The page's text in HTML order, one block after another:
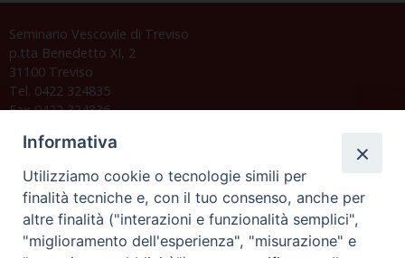
Seminario Vescovile di Treviso
p.tta Benedetto XI, 2
31100 Treviso
Tel. 0422 324835
Fax 0422 324836
Orario di segreteria
Informativa
Utilizziamo cookie o tecnologie simili per
finalità tecniche e, con il tuo consenso, anche per
altre finalità ("interazioni e funzionalità semplici",
"miglioramento dell'esperienza", "misurazione" e